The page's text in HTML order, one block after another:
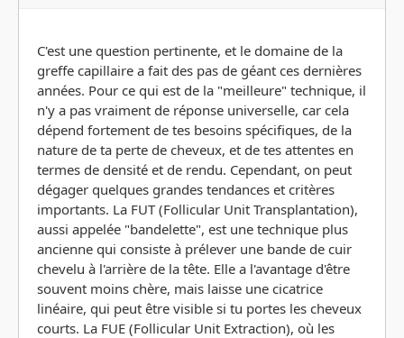
C'est une question pertinente, et le domaine de la
greffe capillaire a fait des pas de géant ces dernières
années. Pour ce qui est de la "meilleure" technique, il
n'y a pas vraiment de réponse universelle, car cela
dépend fortement de tes besoins spécifiques, de la
nature de ta perte de cheveux, et de tes attentes en
termes de densité et de rendu. Cependant, on peut
dégager quelques grandes tendances et critères
importants. La FUT (Follicular Unit Transplantation),
aussi appelée "bandelette", est une technique plus
ancienne qui consiste à prélever une bande de cuir
chevelu à l'arrière de la tête. Elle a l'avantage d'être
souvent moins chère, mais laisse une cicatrice
linéaire, qui peut être visible si tu portes les cheveux
courts. La FUE (Follicular Unit Extraction), où les